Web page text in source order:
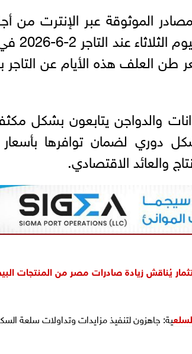
الموثوقة عبر الإنترت من
تطورات
طن العلف هذه الأيام عن التاجر
والدواجن يتابعون بشكل
دوري لضمان توافرها بأسعار
والعائد الاقتصادي.
يُناقش زيادة صادرات مصر من المنتجات
ية: جاهزون لتنفيذ مزايدات وتداولات سلعة